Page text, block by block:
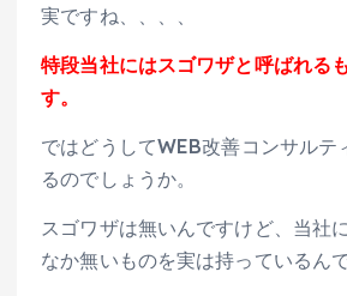
実ですね、、、、
特段当社にはスゴワザと呼ばれる
す。
ではどうしてWEB改善コンサルテ
るのでしょうか。
スゴワザは無いんですけど、当社
なか無いものを実は持っているんで